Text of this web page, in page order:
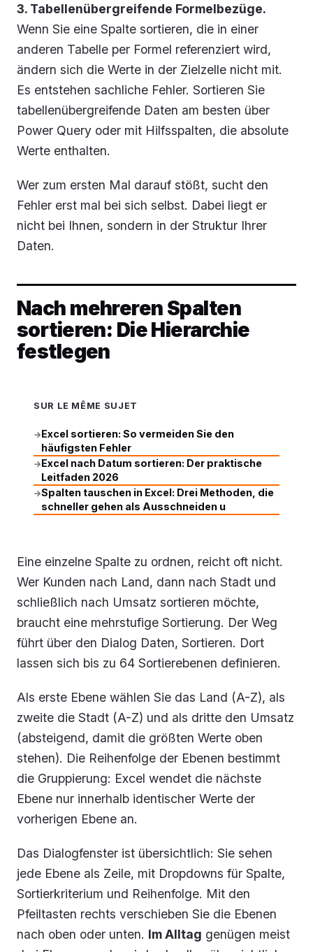
3. Tabellenübergreifende Formelbezüge.
Wenn Sie eine Spalte sortieren, die in einer
anderen Tabelle per Formel referenziert wird,
ändern sich die Werte in der Zielzelle nicht mit.
Es entstehen sachliche Fehler. Sortieren Sie
tabellenübergreifende Daten am besten über
Power Query oder mit Hilfsspalten, die absolute
Werte enthalten.
Wer zum ersten Mal darauf stößt, sucht den
Fehler erst mal bei sich selbst. Dabei liegt er
nicht bei Ihnen, sondern in der Struktur Ihrer
Daten.
Nach mehreren Spalten
sortieren: Die Hierarchie
festlegen
SUR LE MÊME SUJET
→Excel sortieren: So vermeiden Sie den
häufigsten Fehler
→Excel nach Datum sortieren: Der praktische
Leitfaden 2026
→Spalten tauschen in Excel: Drei Methoden, die
schneller gehen als Ausschneiden u
Eine einzelne Spalte zu ordnen, reicht oft nicht.
Wer Kunden nach Land, dann nach Stadt und
schließlich nach Umsatz sortieren möchte,
braucht eine mehrstufige Sortierung. Der Weg
führt über den Dialog Daten, Sortieren. Dort
lassen sich bis zu 64 Sortierebenen definieren.
Als erste Ebene wählen Sie das Land (A-Z), als
zweite die Stadt (A-Z) und als dritte den Umsatz
(absteigend, damit die größten Werte oben
stehen). Die Reihenfolge der Ebenen bestimmt
die Gruppierung: Excel wendet die nächste
Ebene nur innerhalb identischer Werte der
vorherigen Ebene an.
Das Dialogfenster ist übersichtlich: Sie sehen
jede Ebene als Zeile, mit Dropdowns für Spalte,
Sortierkriterium und Reihenfolge. Mit den
Pfeiltasten rechts verschieben Sie die Ebenen
nach oben oder unten. Im Alltag genügen meist